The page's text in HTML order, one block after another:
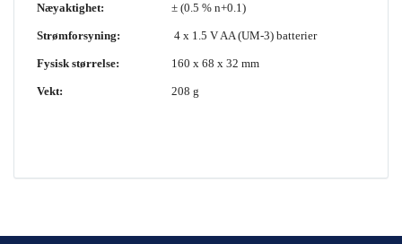
Næyaktighet: ± (0.5 % n+0.1)
Strømforsyning: 4 x 1.5 V AA (UM-3) batterier
Fysisk størrelse: 160 x 68 x 32 mm
Vekt: 208 g